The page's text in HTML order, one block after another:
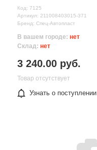
Код: 7125
Артикул: 211008403015-371
Бренд: Спец-Автопласт
В вашем городе: нет
Склад: нет
3 240.00 руб.
Товар отсутствует
Узнать о поступлении